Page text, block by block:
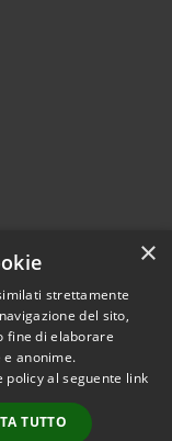
di feedback
© 2026 • Comune di
• Powered by
•
Accesso
×
strettamente
del sito,
fine di elaborare
anonime.
al seguente link
TUTTO